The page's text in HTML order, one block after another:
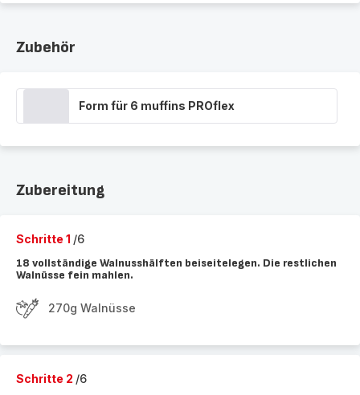
Zubehör
Form für 6 muffins PROflex
Zubereitung
Schritte 1 /6
18 vollständige Walnusshälften beiseitelegen. Die restlichen
Walnüsse fein mahlen.
270g Walnüsse
Schritte 2 /6